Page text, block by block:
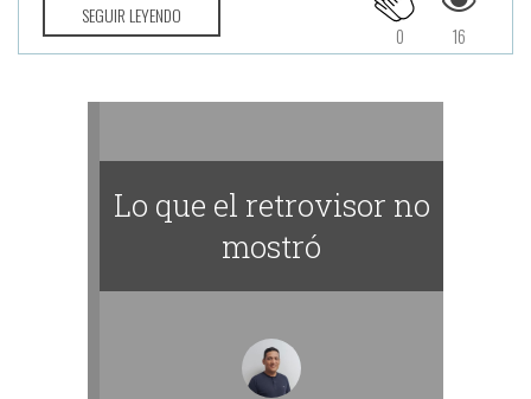
SEGUIR LEYENDO
16
0
Lo que el retrovisor no
mostró